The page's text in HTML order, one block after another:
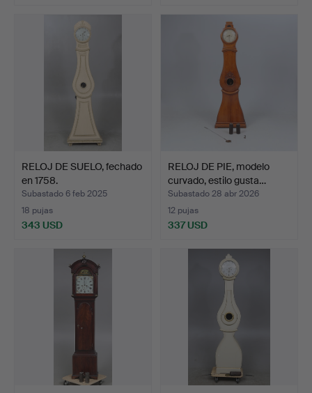
RELOJ DE SUELO, fechado
en 1758.
Subastado 6 feb 2025
18 pujas
343 USD
RELOJ DE PIE, modelo
curvado, estilo gusta…
Subastado 28 abr 2026
12 pujas
337 USD